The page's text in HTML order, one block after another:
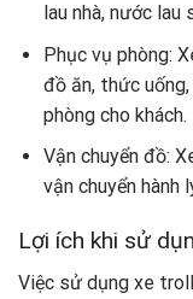
lau nhà, nước lau
Phục vụ phòng:
đồ ăn, thức
phòng cho khách.
Vận chuyển đồ:
vận chuyển hành
Lợi ích khi sử
Việc sử dụng xe